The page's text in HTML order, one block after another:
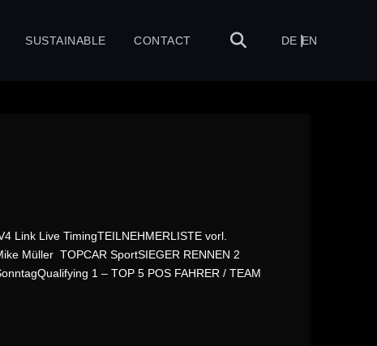
SUSTAINABLE CONTACT DE EN
Link Live TimingTEILNEHMERLISTE vorl.
Müller TOPCAR SportSIEGER RENNEN 2
1 – TOP 5 POS FAHRER / TEAM